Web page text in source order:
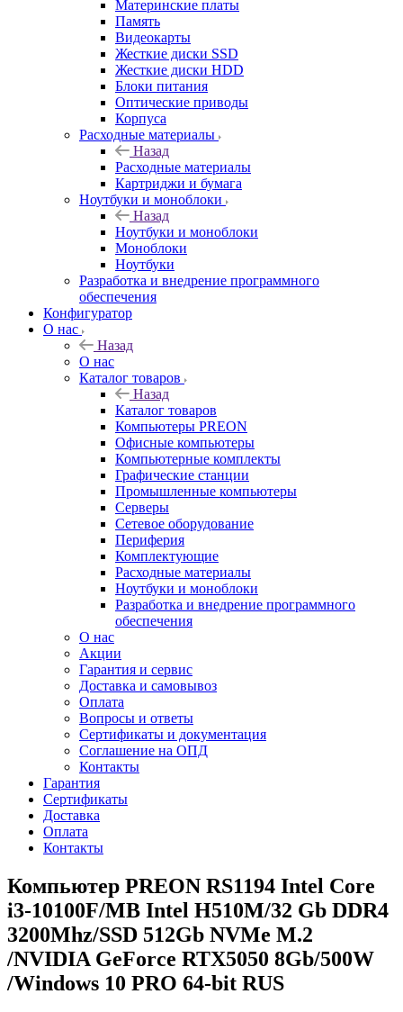
Материнские платы
Память
Видеокарты
Жесткие диски SSD
Жесткие диски HDD
Блоки питания
Оптические приводы
Корпуса
Расходные материалы
Назад
Расходные материалы
Картриджи и бумага
Ноутбуки и моноблоки
Назад
Ноутбуки и моноблоки
Моноблоки
Ноутбуки
Разработка и внедрение программного
обеспечения
Конфигуратор
О нас
Назад
О нас
Каталог товаров
Назад
Каталог товаров
Компьютеры PREON
Офисные компьютеры
Компьютерные комплекты
Графические станции
Промышленные компьютеры
Серверы
Сетевое оборудование
Периферия
Комплектующие
Расходные материалы
Ноутбуки и моноблоки
Разработка и внедрение программного
обеспечения
О нас
Акции
Гарантия и сервис
Доставка и самовывоз
Оплата
Вопросы и ответы
Сертификаты и документация
Соглашение на ОПД
Контакты
Гарантия
Сертификаты
Доставка
Оплата
Контакты
Компьютер PREON RS1194 Intel Core
i3-10100F/MB Intel H510M/32 Gb DDR4
3200Mhz/SSD 512Gb NVMe M.2
/NVIDIA GeForce RTX5050 8Gb/500W
/Windows 10 PRO 64-bit RUS